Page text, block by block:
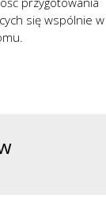
się wspólnie w